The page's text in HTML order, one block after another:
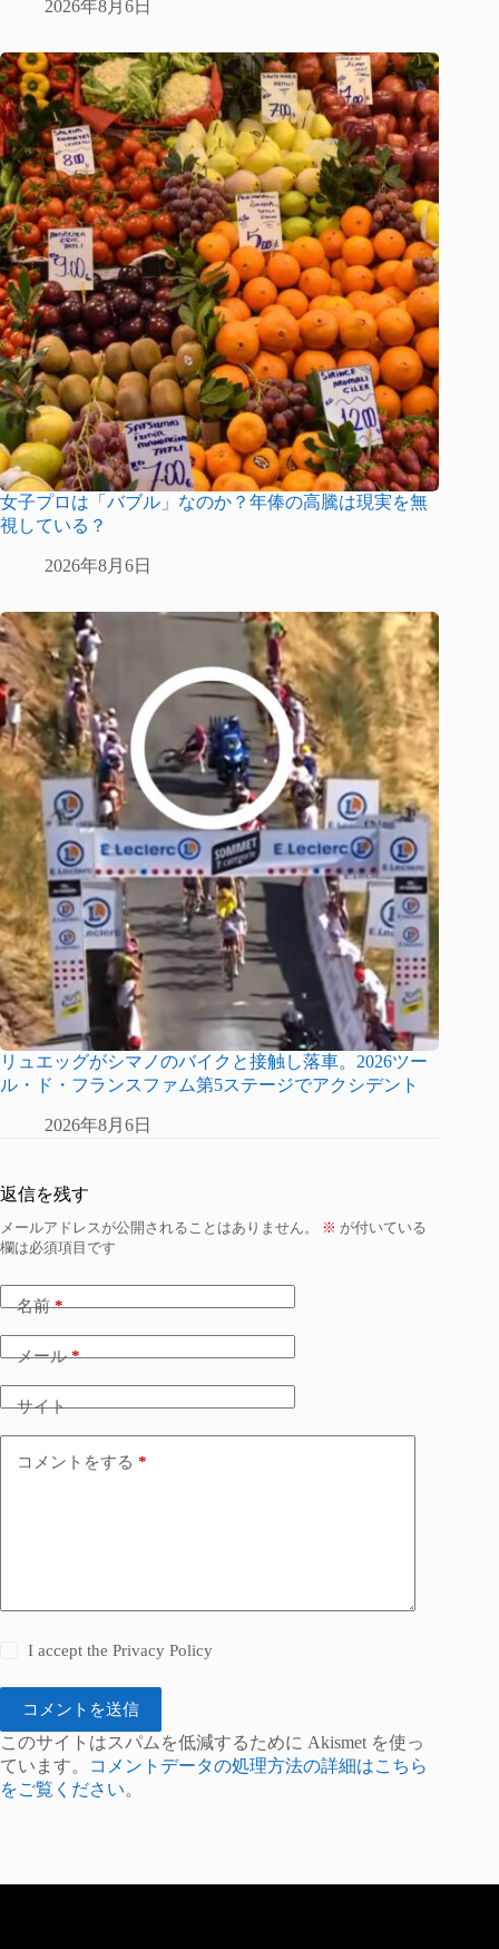
2026年8月6日
女子プロは「バブル」なのか？年俸の高騰は現実を無
視している？
2026年8月6日
リュエッグがシマノのバイクと接触し落車。2026ツー
ル・ド・フランスファム第5ステージでアクシデント
2026年8月6日
返信を残す
メールアドレスが公開されることはありません。 ※ が付いている
欄は必須項目です
名前*
メール*
サイト
コメントをする *
I accept thePrivacy Policy
コメントを送信
このサイトはスパムを低減するために Akismet を使っ
ています。
コメントデータの処理方法の詳細はこちら
をご覧ください。